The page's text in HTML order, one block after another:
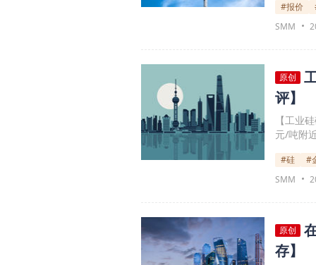
210N
入观望
#报价
SMM
原创
评】
【工业
元/吨附
绪增加
吨，
#硅
#
SMM
原创
存】